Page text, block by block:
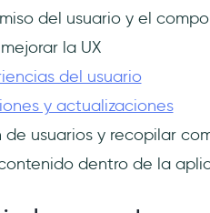
del usuario y el
la UX
del usuario
y actualizaciones
de usuarios y recopilar
dentro de la